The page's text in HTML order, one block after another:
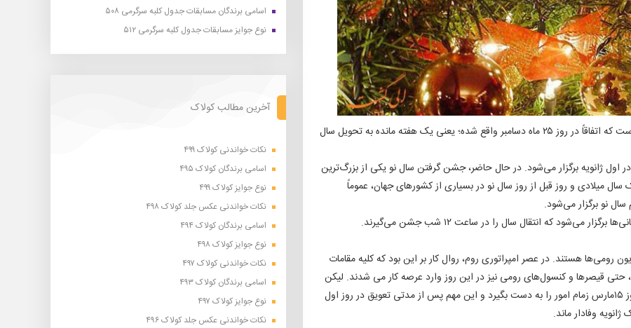
است که اتفاقاً در روز ۲۵ ماه دسامبر واقع شده؛ یعنی یک هفته مانده به تحویل سال
اول ژانویه برگزار می‌شود. در حال حاضر، جشن گرفتن سال نو یکی از بزرگ‌ترین
سال، آخرین روز یک سال میلادی و روز قبل از روز سال نو در بسیاری از کشورهای جهان، عموماً
سال نو برگزار می‌شود.
که انتقال سال را در ساعت ۱۲ شب جشن می‌گیرند.
رومی‌ها هستند. در عصر امپراتوری روم، روال کار بر این بود که کلیه مقامات
قرار می‌دادند، حتی قیصرها و کنسول‌های رومی نیز در این روز وارد عرصه کار می شدند. لیکن
چون کنسول (فول دیویس نوبیلیور) به دلایلی چند موفق شد در روز ۱۵مارس زمام امور را به دست بگیرد و این مهم پس از مدتی تعویق در روز اول
وفادار ماند.
اسامی برندگان مسابقات جدول کلبه سرگرمی ۵۰۸
نوع جوایز مسابقات جدول کلبه سرگرمی ۵۱۲
آخرین مطالب کولاک
نکات خواندنی کولاک ۴۹۹
اسامی برندگان کولاک ۴۹۵
نوع جوایز کولاک ۴۹۹
نکات خواندنی عکس جلد کولاک ۴۹۸
اسامی برندگان کولاک ۴۹۴
نوع جوایز کولاک ۴۹۸
نکات خواندنی کولاک ۴۹۷
اسامی برندگان کولاک ۴۹۳
نوع جوایز کولاک ۴۹۷
نکات خواندنی عکس جلد کولاک ۴۹۶